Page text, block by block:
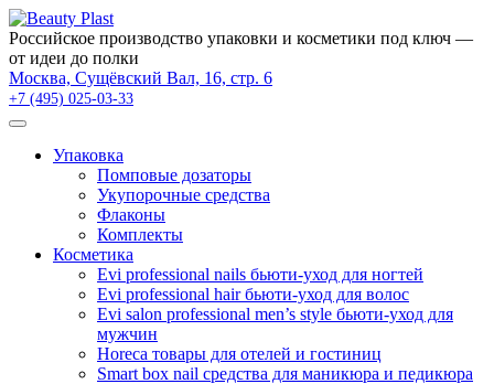
Российское производство упаковки и косметики под ключ —
от идеи до полки
Москва, Сущёвский Вал, 16, стр. 6
+7 (495) 025-03-33
Упаковка
Помповые дозаторы
Укупорочные средства
Флаконы
Комплекты
Косметика
Evi professional nails бьюти-уход для ногтей
Evi professional hair бьюти-уход для волос
Evi salon professional men’s style бьюти-уход для
мужчин
Horeca товары для отелей и гостиниц
Smart box nail средства для маникюра и педикюра
×